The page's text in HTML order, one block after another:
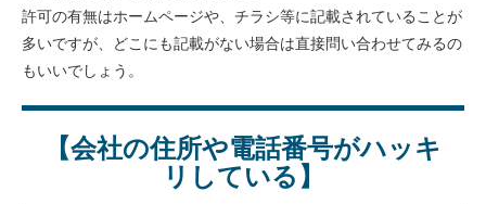
許可の有無はホームページや、チラシ等に記載されていることが
多いですが、どこにも記載がない場合は直接問い合わせてみるの
もいいでしょう。
【会社の住所や電話番号がハッキ
リしている】